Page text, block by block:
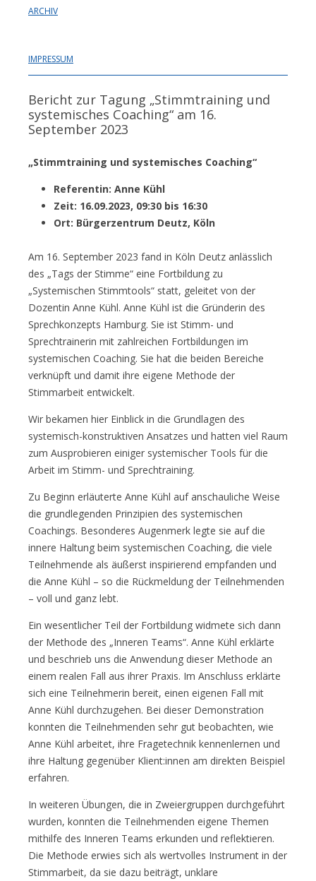
ARCHIV
IMPRESSUM
Bericht zur Tagung „Stimmtraining und
systemisches Coaching“ am 16.
September 2023
„Stimmtraining und systemisches Coaching“
Referentin: Anne Kühl
Zeit: 16.09.2023, 09:30 bis 16:30
Ort: Bürgerzentrum Deutz, Köln
Am 16. September 2023 fand in Köln Deutz anlässlich
des „Tags der Stimme“ eine Fortbildung zu
„Systemischen Stimmtools“ statt, geleitet von der
Dozentin Anne Kühl. Anne Kühl ist die Gründerin des
Sprechkonzepts Hamburg. Sie ist Stimm- und
Sprechtrainerin mit zahlreichen Fortbildungen im
systemischen Coaching. Sie hat die beiden Bereiche
verknüpft und damit ihre eigene Methode der
Stimmarbeit entwickelt.
Wir bekamen hier Einblick in die Grundlagen des
systemisch-konstruktiven Ansatzes und hatten viel Raum
zum Ausprobieren einiger systemischer Tools für die
Arbeit im Stimm- und Sprechtraining.
Zu Beginn erläuterte Anne Kühl auf anschauliche Weise
die grundlegenden Prinzipien des systemischen
Coachings. Besonderes Augenmerk legte sie auf die
innere Haltung beim systemischen Coaching, die viele
Teilnehmende als äußerst inspirierend empfanden und
die Anne Kühl – so die Rückmeldung der Teilnehmenden
– voll und ganz lebt.
Ein wesentlicher Teil der Fortbildung widmete sich dann
der Methode des „Inneren Teams“. Anne Kühl erklärte
und beschrieb uns die Anwendung dieser Methode an
einem realen Fall aus ihrer Praxis. Im Anschluss erklärte
sich eine Teilnehmerin bereit, einen eigenen Fall mit
Anne Kühl durchzugehen. Bei dieser Demonstration
konnten die Teilnehmenden sehr gut beobachten, wie
Anne Kühl arbeitet, ihre Fragetechnik kennenlernen und
ihre Haltung gegenüber Klient:innen am direkten Beispiel
erfahren.
In weiteren Übungen, die in Zweiergruppen durchgeführt
wurden, konnten die Teilnehmenden eigene Themen
mithilfe des Inneren Teams erkunden und reflektieren.
Die Methode erwies sich als wertvolles Instrument in der
Stimmarbeit, da sie dazu beiträgt, unklare